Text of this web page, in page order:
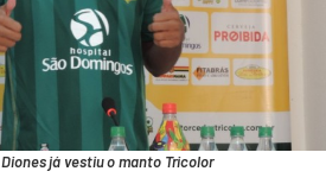
Diones já vestiu o manto Tricolor